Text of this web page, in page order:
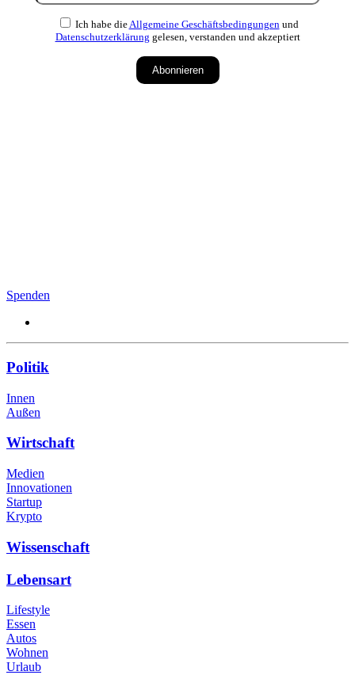
Ich habe die Allgemeine Geschäftsbedingungen und
Datenschutzerklärung gelesen, verstanden und akzeptiert
Abonnieren
Spenden
Politik
Innen
Außen
Wirtschaft
Medien
Innovationen
Startup
Krypto
Wissenschaft
Lebensart
Lifestyle
Essen
Autos
Wohnen
Urlaub